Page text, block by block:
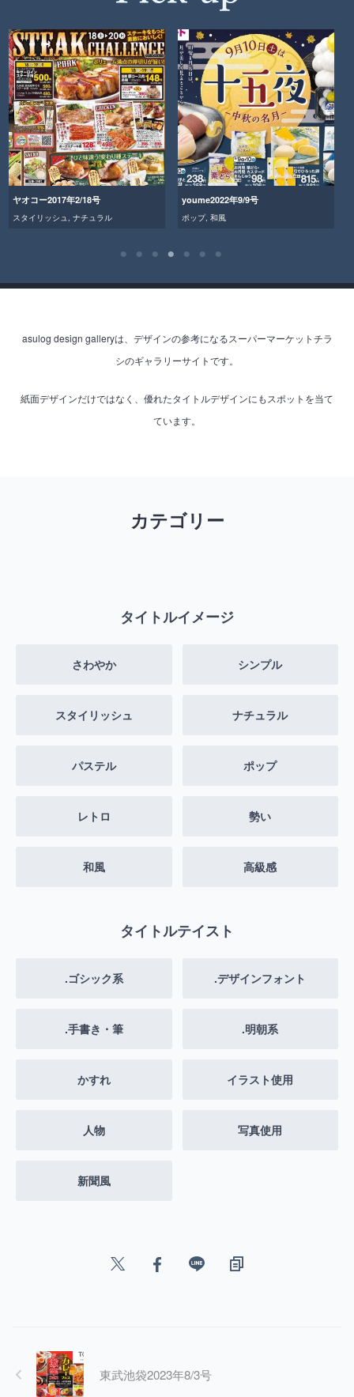
ヤオコー2017年2/18号
スタイリッシュ ナチュラル
youme2022年9/9号
ポップ, 和風
asulog design galleryは、デザインの参考になるスーパーマーケットチラ
シのギャラリーサイトです。
紙面デザインだけではなく、優れたタイトルデザインにもスポットを当て
ています。
カテゴリー
タイトルイメージ
さわやか シンプル
スタイリッシュ ナチュラル
パステル ポップ
レトロ 勢い
和風 高級感
タイトルテイスト
.ゴシック系 .デザインフォント
.手書き・筆 .明朝系
かすれ イラスト使用
人物 写真使用
新聞風
東武池袋2023年8/3号